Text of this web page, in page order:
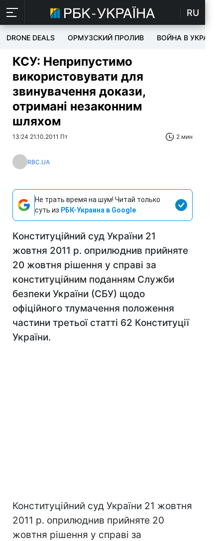
RU
DRONE DEALS ОРМУЗСКИЙ ПРОЛИВ ВОЙНА В УКРАИНЕ
КСУ: Неприпустимо
використовувати для
звинувачення докази,
отримані незаконним
шляхом
13:24 21.10.2011 Пт 2 мин
RBC.UA
Не трать время на шум! Читай только
суть из РБК-Украина в Google
Конституційний суд України 21
жовтня 2011 р. оприлюднив прийняте
20 жовтня рішення у справі за
конституційним поданням Служби
безпеки України (СБУ) щодо
офіційного тлумачення положення
частини третьої статті 62 Конституції
України.
Конституційний суд України 21 жовтня
2011 р. оприлюднив прийняте 20
жовтня рішення у справі за